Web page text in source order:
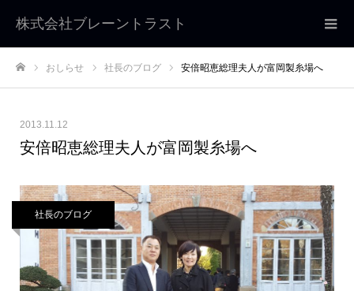
株式会社ブレーントラスト
おしらせ 社長のブログ 安倍昭恵総理夫人が富岡製糸場へ
2013.11.12
安倍昭恵総理夫人が富岡製糸場へ
社長のブログ